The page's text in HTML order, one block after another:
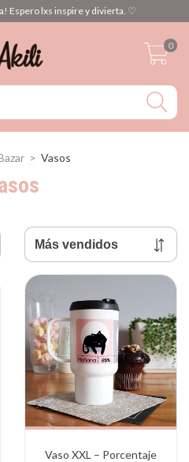
Espero lxs inspire y divierta. ♡
0
> Vasos
Vaso XXL – Porcentaje